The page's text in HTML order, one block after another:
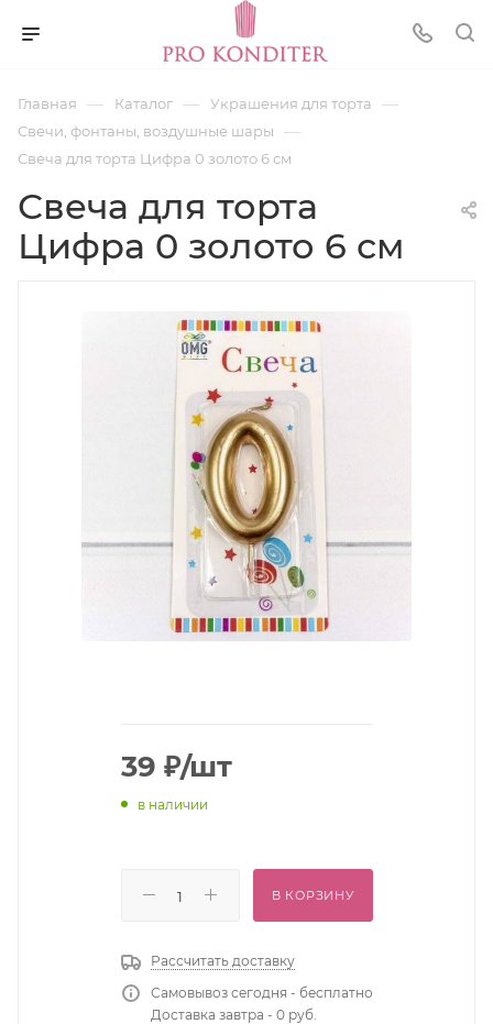
Главная — Каталог — Украшения для торта —
Свечи, фонтаны, воздушные шары —
Свеча для торта Цифра 0 золото 6 см
Свеча для торта
Цифра 0 золото 6 см
39 ₽/шт
в наличии
В КОРЗИНУ
Рассчитать доставку
Самовывоз сегодня - бесплатно
Доставка завтра - 0 руб.